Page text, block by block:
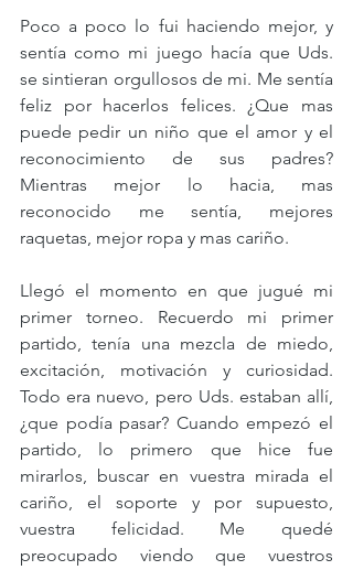
Poco a poco lo fui haciendo mejor, y
sentía como mi juego hacía que Uds.
se sintieran orgullosos de mi. Me sentía
feliz por hacerlos felices. ¿Que mas
puede pedir un niño que el amor y el
reconocimiento de sus padres?
Mientras mejor lo hacia, mas
reconocido me sentía, mejores
raquetas, mejor ropa y mas cariño.
Llegó el momento en que jugué mi
primer torneo. Recuerdo mi primer
partido, tenía una mezcla de miedo,
excitación, motivación y curiosidad.
Todo era nuevo, pero Uds. estaban allí,
¿que podía pasar? Cuando empezó el
partido, lo primero que hice fue
mirarlos, buscar en vuestra mirada el
cariño, el soporte y por supuesto,
vuestra felicidad. Me quedé
preocupado viendo que vuestros